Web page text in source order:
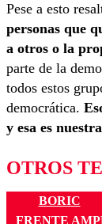
Pese a esto
personas que
a otros o la
parte de la
todos estos
democrática.
y esa es
OTROS
BORIC
FRENTE